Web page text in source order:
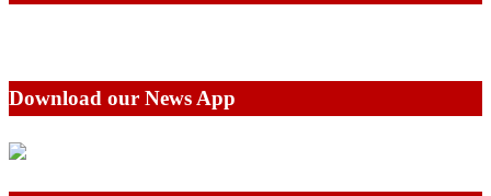
Download our News App